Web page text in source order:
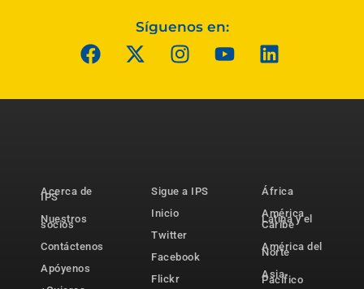
Síguenos en:
Acerca de
IPS
Nuestros
socios
Contáctenos
Apóyenos
Sigue a IPS
Inicio
Twitter
Facebook
Flickr
África
América
Latina y el
Caribe
América del
Norte
Asia-
Pacífico